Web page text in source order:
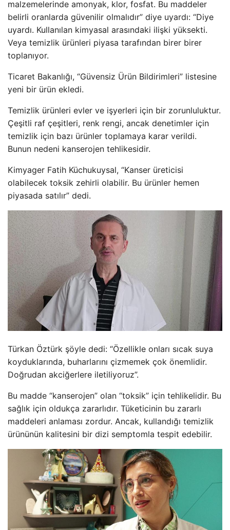
malzemelerinde amonyak, klor, fosfat. Bu maddeler
belirli oranlarda güvenilir olmalıdır” diye uyardı: “Diye
uyardı. Kullanılan kimyasal arasındaki ilişki yüksekti.
Veya temizlik ürünleri piyasa tarafından birer birer
toplanıyor.
Ticaret Bakanlığı, “Güvensiz Ürün Bildirimleri” listesine
yeni bir ürün ekledi.
Temizlik ürünleri evler ve işyerleri için bir zorunluluktur.
Çeşitli raf çeşitleri, renk rengi, ancak denetimler için
temizlik için bazı ürünler toplamaya karar verildi.
Bunun nedeni kanserojen tehlikesidir.
Kimyager Fatih Küchukuysal, “Kanser üreticisi
olabilecek toksik zehirli olabilir. Bu ürünler hemen
piyasada satılır” dedi.
Türkan Öztürk şöyle dedi: “Özellikle onları sıcak suya
koyduklarında, buharlarını çizmemek çok önemlidir.
Doğrudan akciğerlere iletiliyoruz”.
Bu madde “kanserojen” olan “toksik” için tehlikelidir. Bu
sağlık için oldukça zararlıdır. Tüketicinin bu zararlı
maddeleri anlaması zordur. Ancak, kullandığı temizlik
ürününün kalitesini bir dizi semptomla tespit edebilir.